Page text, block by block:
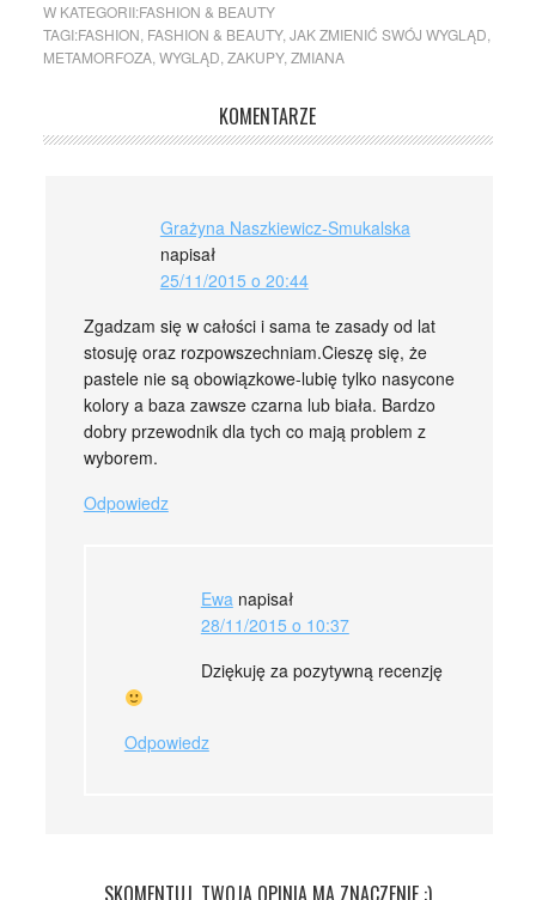
W KATEGORII:FASHION & BEAUTY
TAGI:FASHION FASHION & BEAUTY, JAK ZMIENIĆ SWÓJ WYGLĄD
METAMORFOZA, WYGLĄD ZAKUPY, ZMIANA
KOMENTARZE
Grażyna Naszkiewicz-Smukalska
napisał
25/11/2015 o 20:44
Zgadzam się w całości i sama te zasady od lat
stosuję oraz rozpowszechniam.Cieszę się, że
pastele nie są obowiązkowe-lubię tylko nasycone
kolory a baza zawsze czarna lub biała. Bardzo
dobry przewodnik dla tych co mają problem z
wyborem.
Odpowiedz
Ewa napisał
28/11/2015 o 10:37
Dziękuję za pozytywną recenzję
Odpowiedz
SKOMENTUJ, TWOJA OPINIA MA ZNACZENIE :)